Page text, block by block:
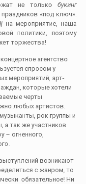
не только букинг
«под ключ».
на мероприятие, наша
политики, поэтому
торжества!
агентство
спросом у
мероприятий, арт-
которые хотели
черты
любых артистов.
рок группы и
так же участников
– огненного,
возникают
с жанром, то
обязательное! Ни